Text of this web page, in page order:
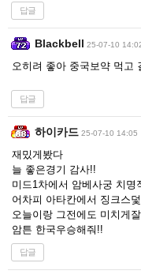
답글
Blackbell 25-07-10
오히려 좋아 중국보약 먹고
답글
하이카드 25-07-10 14:05
재밌게봤다
늘 좋은경기 감사!!
미드1차에서 암베사궁 치명
어차피 아타칸에서 징크스
오늘이랑 그전에도 미치게
암튼 한국우승해줘!!
답글